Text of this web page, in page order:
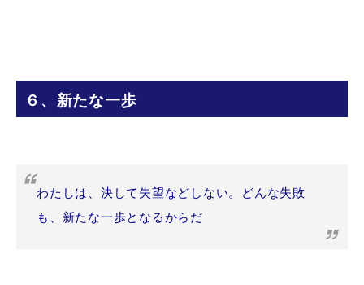
６、新たな一歩
わたしは、決して失望などしない。どんな失敗
も、新たな一歩となるからだ